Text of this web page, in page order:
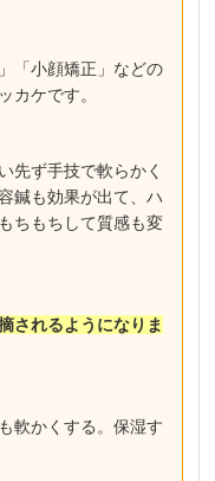
「小顔矯正」などの
カケです。
先ず手技で軟らかく
鍼も効果が出て、ハ
ちもちして質感も変
されるようになりま
軟かくする。保湿す